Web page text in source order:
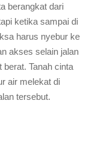
berangkat dari
ketika sampai di
harus nyebur ke
akses selain jalan
Tanah cinta
air melekat di
tersebut.